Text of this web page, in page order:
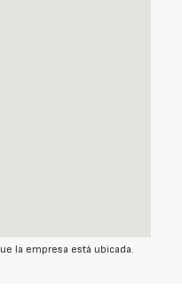
la empresa está ubicada.